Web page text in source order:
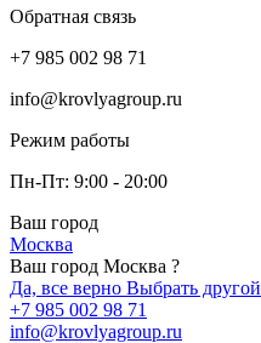
Обратная связь
+7 985 002 98 71
info@krovlyagroup.ru
Режим работы
Пн-Пт: 9:00 - 20:00
Ваш город
Москва
Ваш город Москва ?
Да, все верно Выбрать другой
+7 985 002 98 71
info@krovlyagroup.ru